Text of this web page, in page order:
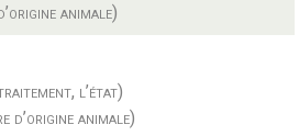
animale)
l’état)
d’origine animale)